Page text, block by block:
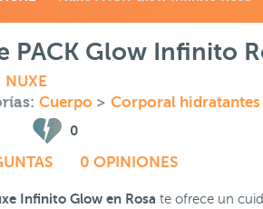
PACK Glow Infinito
NUXE
Cuerpo > Corporal hidratantes
0
0 OPINIONES
Infinito Glow en Rosa te ofrece un